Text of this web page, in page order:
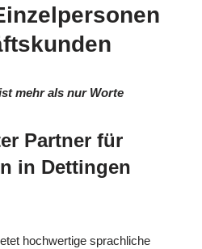
mehr als nur Worte
Partner für
in Dettingen
hochwertige sprachliche